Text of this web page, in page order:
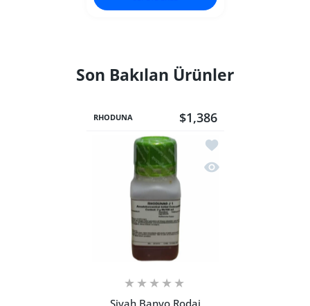
Son Bakılan Ürünler
RHODUNA $1,386
İstek listesine ekle
Hızlı Görünüm Siyah